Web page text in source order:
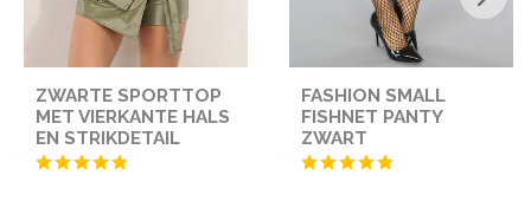
ZWARTE SPORTTOP
MET VIERKANTE HALS
EN STRIKDETAIL
FASHION SMALL
FISHNET PANTY
ZWART